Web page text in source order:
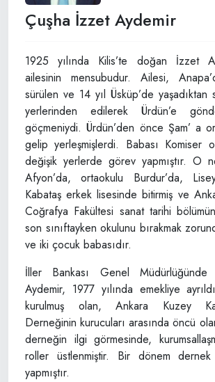
Çuşha İzzet Aydemir
1925 yılında Kilis’te doğan İzzet
ailesinin mensubudur. Ailesi,
sürülen ve 14 yıl Üsküp’de
yerlerinden edilerek Ürdün’e
göçmeniydi. Ürdün’den önce Şam’ a
gelip yerleşmişlerdi. Babası Komiser
değişik yerlerde görev yapmıştır. O
Afyon’da, ortaokulu Burdur’da,
Kabataş erkek lisesinde bitirmiş ve
Coğrafya Fakültesi sanat tarihi
son sınıftayken okulunu bırakmak
ve iki çocuk babasıdır.
İller Bankası Genel Müdürlüğünde
Aydemir, 1977 yılında emekliye
kurulmuş olan, Ankara Kuzey
Derneğinin kurucuları arasında öncü
derneğin ilgi görmesinde,
roller üstlenmiştir. Bir dönem dernek
yapmıştır.